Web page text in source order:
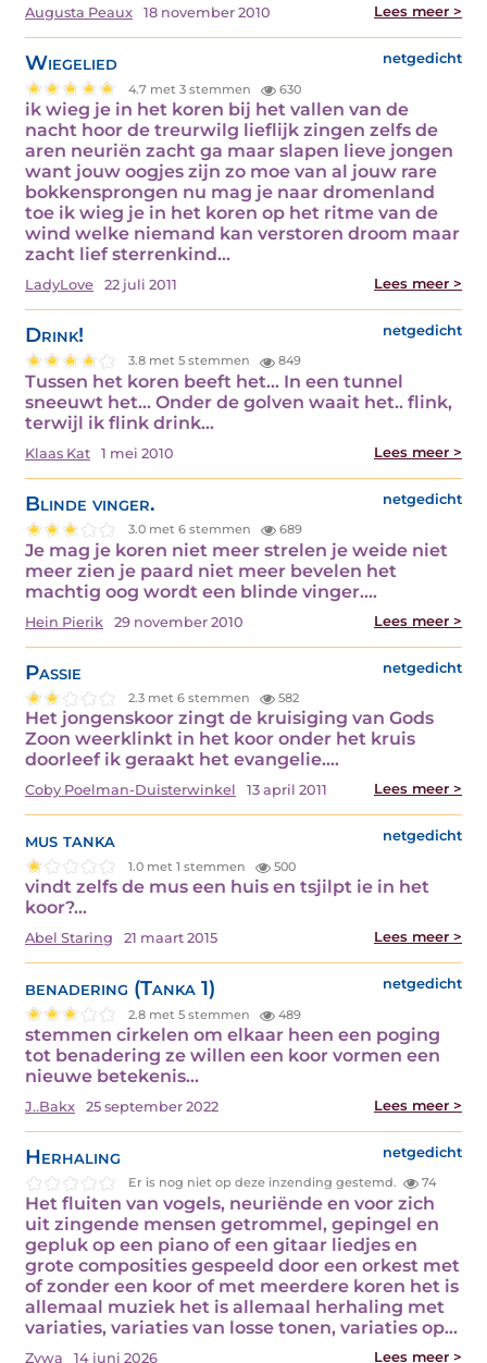
Augusta Peaux 18 november 2010 Lees meer >
Wiegelied netgedicht
4.7 met 3 stemmen 630
ik wieg je in het koren bij het vallen van de
nacht hoor de treurwilg lieflijk zingen zelfs de
aren neuriën zacht ga maar slapen lieve jongen
want jouw oogjes zijn zo moe van al jouw rare
bokkensprongen nu mag je naar dromenland
toe ik wieg je in het koren op het ritme van de
wind welke niemand kan verstoren droom maar
zacht lief sterrenkind…
LadyLove 22 juli 2011 Lees meer >
Drink! netgedicht
3.8 met 5 stemmen 849
Tussen het koren beeft het... In een tunnel
sneeuwt het... Onder de golven waait het.. flink,
terwijl ik flink drink…
Klaas Kat 1 mei 2010 Lees meer >
Blinde vinger. netgedicht
3.0 met 6 stemmen 689
Je mag je koren niet meer strelen je weide niet
meer zien je paard niet meer bevelen het
machtig oog wordt een blinde vinger.…
Hein Pierik 29 november 2010 Lees meer >
Passie netgedicht
2.3 met 6 stemmen 582
Het jongenskoor zingt de kruisiging van Gods
Zoon weerklinkt in het koor onder het kruis
doorleef ik geraakt het evangelie.…
Coby Poelman-Duisterwinkel 13 april 2011 Lees meer >
mus tanka netgedicht
1.0 met 1 stemmen 500
vindt zelfs de mus een huis en tsjilpt ie in het
koor?…
Abel Staring 21 maart 2015 Lees meer >
benadering (Tanka 1) netgedicht
2.8 met 5 stemmen 489
stemmen cirkelen om elkaar heen een poging
tot benadering ze willen een koor vormen een
nieuwe betekenis…
J..Bakx 25 september 2022 Lees meer >
Herhaling netgedicht
Er is nog niet op deze inzending gestemd. 74
Het fluiten van vogels, neuriënde en voor zich
uit zingende mensen getrommel, gepingel en
gepluk op een piano of een gitaar liedjes en
grote composities gespeeld door een orkest met
of zonder een koor of met meerdere koren het is
allemaal muziek het is allemaal herhaling met
variaties, variaties van losse tonen, variaties op…
Zywa 14 juni 2026 Lees meer >